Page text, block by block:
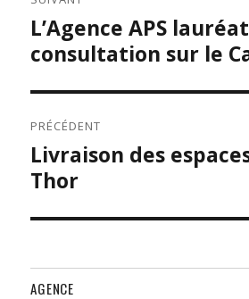
DE
L’ARTICLE
Publication
suivante :
L’Agence APS
consultation sur le
PRÉCÉDENT
Publication
précédente :
Livraison des
Thor
AGENCE